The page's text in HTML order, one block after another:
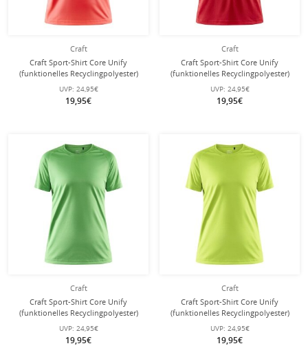
Craft
Craft Sport-Shirt Core Unify
(funktionelles Recyclingpolyester)
fluorot Damen
UVP: 24,95€
19,95€
Craft
Craft Sport-Shirt Core Unify
(funktionelles Recyclingpolyester)
rot Damen
UVP: 24,95€
19,95€
Craft
Craft Sport-Shirt Core Unify
(funktionelles Recyclingpolyester)
grün Damen
UVP: 24,95€
19,95€
Craft
Craft Sport-Shirt Core Unify
(funktionelles Recyclingpolyester)
limegrün Damen
UVP: 24,95€
19,95€